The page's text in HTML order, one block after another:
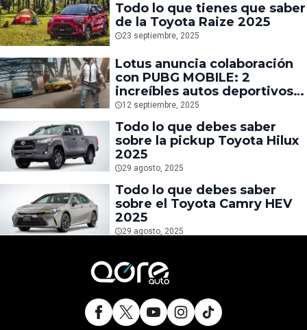
Todo lo que tienes que saber
de la Toyota Raize 2025
23 septiembre, 2025
Lotus anuncia colaboración
con PUBG MOBILE: 2
increíbles autos deportivos
llegan al Battle Royale
12 septiembre, 2025
Todo lo que debes saber
sobre la pickup Toyota Hilux
2025
29 agosto, 2025
Todo lo que debes saber
sobre el Toyota Camry HEV
2025
29 agosto, 2025